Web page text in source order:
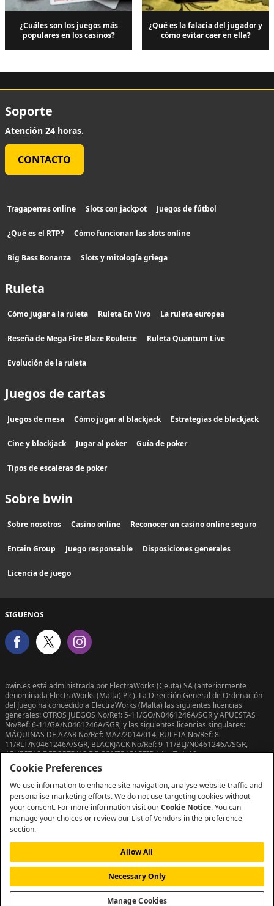
¿Cuáles son los juegos más
populares en los casinos?
¿Qué es la falacia del jugador y
cómo evitar caer en ella?
Soporte
Atención 24 horas.
CONTACTO
Tragaperras online Slots con jackpot Juegos de fútbol
¿Qué es el RTP? Cómo funcionan las slots online
Big Bass Bonanza Slots y mitología griega
Ruleta
Cómo jugar a la ruleta Ruleta En Vivo La ruleta europea
Reseña de Mega Fire Blaze Roulette Ruleta Quantum Live
Evolución de la ruleta
Juegos de cartas
Juegos de mesa Cómo jugar al blackjack Estrategias de blackjack
Cine y blackjack Jugar al poker Guía de poker
Tipos de escaleras de poker
Sobre bwin
Sobre nosotros Casino online Reconocer un casino online seguro
Entain Group Juego responsable Disposiciones generales
Licencia de juego
SIGUENOS
bwin.es está administrada por ElectraWorks (Ceuta) SA (anteriormente
denominada ElectraWorks (Malta) Plc). La Dirección General de Ordenación
del Juego ha concedido a ElectraWorks (Malta) las siguientes licencias
generales: OTROS JUEGOS No/Ref: 5-11/GO/N0461246A/SGR y APUESTAS
No/Ref: 6-11/GA/N0461246A/SGR, y las siguientes licencias singulares:
MÁQUINAS DE AZAR No/Ref: MAZ/2014/014, RULETA No/Ref: 8-
11/RLT/N0461246A/SGR, BLACKJACK No/Ref: 9-11/BLJ/N0461246A/SGR,
APUESTAS DEPORTIVAS DE CONTRAPARTIDA No/Ref: 10-
11/ADC/N0461246A/SGR y PÓQUER No/Ref: 11-11/POQ/N0461246A/SGR.
Copyright © 2026
Cookie Preferences
We use information to enhance site navigation, analyse website traffic and
personalise marketing efforts. We do not use targeting cookies without
your consent. For more information visit ourCookie Notice. You can
manage your choices or review our List of Vendors in the preference
section.
Manage Cookies
Necessary Only
Allow All